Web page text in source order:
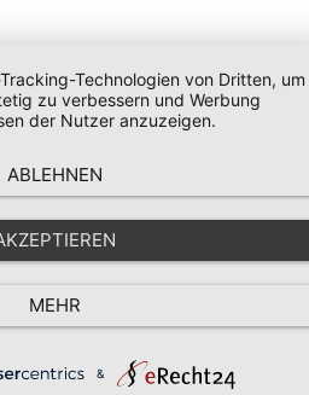
Technologien von Dritten, um
zu verbessern und Werbung
der Nutzer anzuzeigen.
ABLEHNEN
MEHR
&